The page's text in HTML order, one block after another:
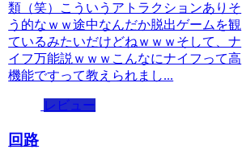
類（笑）こういうアトラクションありそ
う的なｗｗ途中なんだか脱出ゲームを観
ているみたいだけどねｗｗｗそして、ナ
イフ万能説ｗｗｗこんなにナイフって高
機能ですって教えられまし...
レビュー
回路